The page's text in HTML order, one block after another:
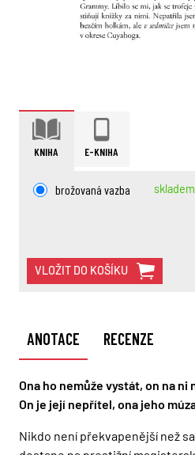
KNIHA E-KNIHA
brožovaná vazba skladem
VLOŽIT DO KOŠÍKU
ANOTACE RECENZE
Ona ho nemůže vystát, on na
On je její nepřítel, ona jeho
Nikdo není překvapenější než